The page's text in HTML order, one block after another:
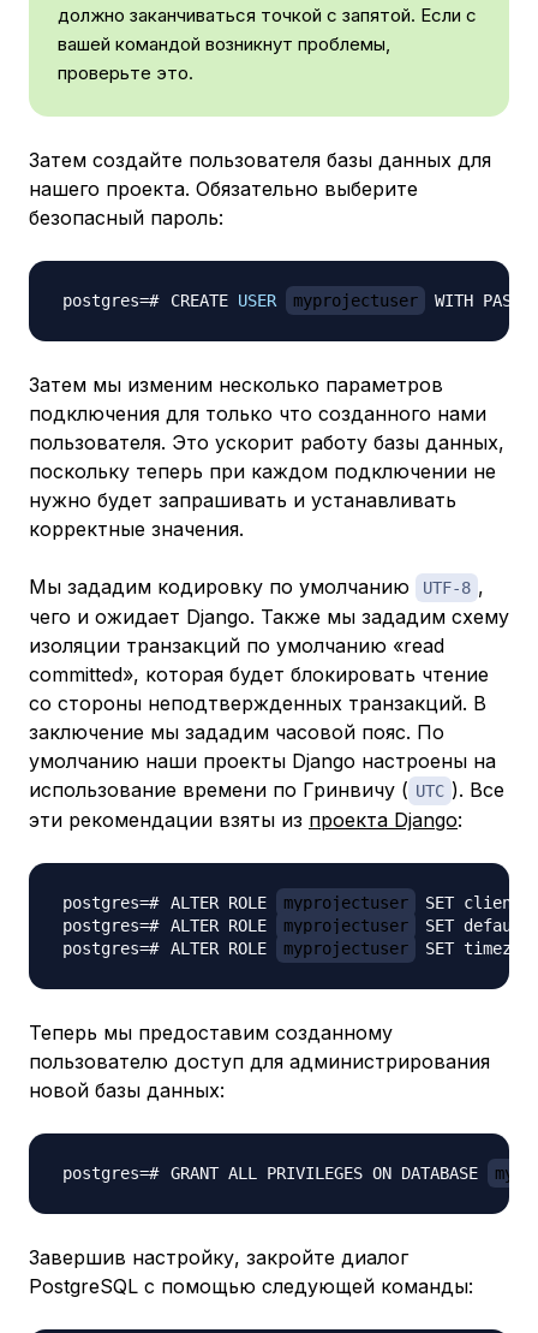
должно заканчиваться точкой с запятой. Если с
вашей командой возникнут проблемы,
проверьте это.
Затем создайте пользователя базы данных для
нашего проекта. Обязательно выберите
безопасный пароль:
CREATE USER myprojectuser WITH
Затем мы изменим несколько параметров
подключения для только что созданного нами
пользователя. Это ускорит работу базы данных,
поскольку теперь при каждом подключении не
нужно будет запрашивать и устанавливать
корректные значения.
Мы зададим кодировку по умолчанию UTF-8 ,
чего и ожидает Django. Также мы зададим схему
изоляции транзакций по умолчанию «read
committed», которая будет блокировать чтение
со стороны неподтвержденных транзакций. В
заключение мы зададим часовой пояс. По
умолчанию наши проекты Django настроены на
использование времени по Гринвичу ( UTC ). Все
эти рекомендации взяты из проекта Django:
ALTER ROLE myprojectuser
SET
ALTER ROLE
myprojectuser
SET
ALTER ROLE
myprojectuser SET
Теперь мы предоставим созданному
пользователю доступ для администрирования
новой базы данных:
GRANT ALL PRIVILEGES ON DATABASE
Завершив настройку, закройте диалог
PostgreSQL с помощью следующей команды: